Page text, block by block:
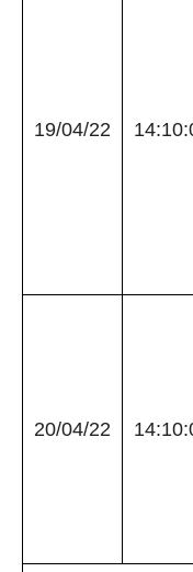
19/04/22
20/04/22